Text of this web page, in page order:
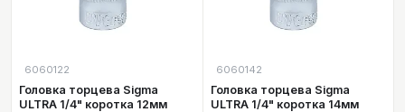
6060122
Головка торцева Sigma
ULTRA 1/4" коротка 12мм
6060142
Головка торцева Sigma
ULTRA 1/4" коротка 14мм